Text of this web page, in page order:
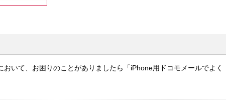
いて、お困りのことがありましたら「iPhone用ドコモメールでよく